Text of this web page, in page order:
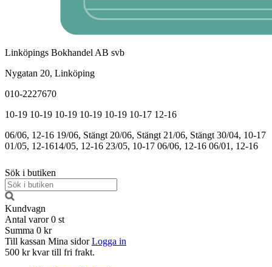
Linköpings Bokhandel AB svb
Nygatan 20, Linköping
010-2227670
10-19 10-19 10-19 10-19 10-19 10-17 12-16
06/06, 12-16 19/06, Stängt 20/06, Stängt 21/06, Stängt 30/04, 10-17
01/05, 12-1614/05, 12-16 23/05, 10-17 06/06, 12-16 06/01, 12-16
Sök i butiken
Kundvagn
Antal varor 0 st
Summa 0 kr
Till kassan Mina sidor Logga in
500 kr kvar till fri frakt.